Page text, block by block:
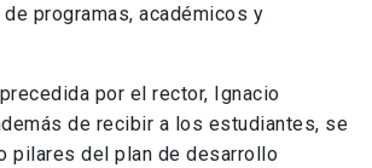
programas, académicos y
por el rector, Ignacio
de recibir a los estudiantes, se
pilares del plan de desarrollo